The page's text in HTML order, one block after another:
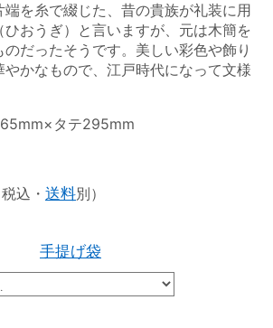
を糸で綴じた、昔の貴族が礼装に用
おうぎ）と言いますが、元は木簡を
だったそうです。美しい彩色や飾り
かなもので、江戸時代になって文様
タテ295mm
込・ 送料別）
手提げ袋